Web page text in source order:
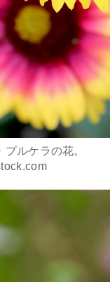
ルケラの花。